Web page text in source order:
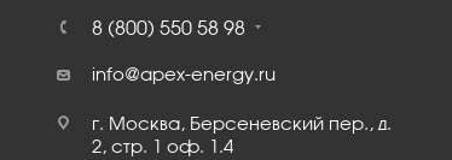
8 (800) 550 58 98
info@apex-energy.ru
г. Москва, Берсеневский пер., д.
2, стр. 1 оф. 1.4